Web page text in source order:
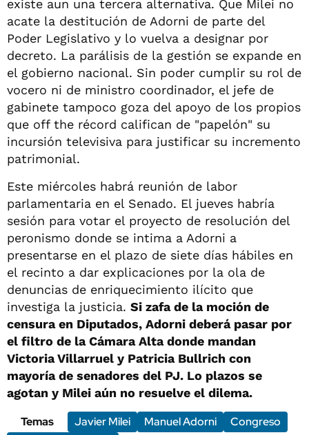
existe aun una tercera alternativa. Que Milei no
acate la destitución de Adorni de parte del
Poder Legislativo y lo vuelva a designar por
decreto. La parálisis de la gestión se expande en
el gobierno nacional. Sin poder cumplir su rol de
vocero ni de ministro coordinador, el jefe de
gabinete tampoco goza del apoyo de los propios
que off the récord califican de "papelón" su
incursión televisiva para justificar su incremento
patrimonial.
Este miércoles habrá reunión de labor
parlamentaria en el Senado. El jueves habría
sesión para votar el proyecto de resolución del
peronismo donde se intima a Adorni a
presentarse en el plazo de siete días hábiles en
el recinto a dar explicaciones por la ola de
denuncias de enriquecimiento ilícito que
investiga la justicia. Si zafa de la moción de
censura en Diputados, Adorni deberá pasar por
el filtro de la Cámara Alta donde mandan
Victoria Villarruel y Patricia Bullrich con
mayoría de senadores del PJ. Lo plazos se
agotan y Milei aún no resuelve el dilema.
Temas
Javier Milei Manuel Adorni
Congreso